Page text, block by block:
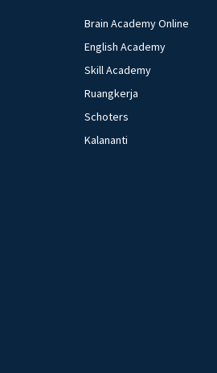
Brain Academy Online
English Academy
Skill Academy
Ruangkerja
Schoters
Kalananti